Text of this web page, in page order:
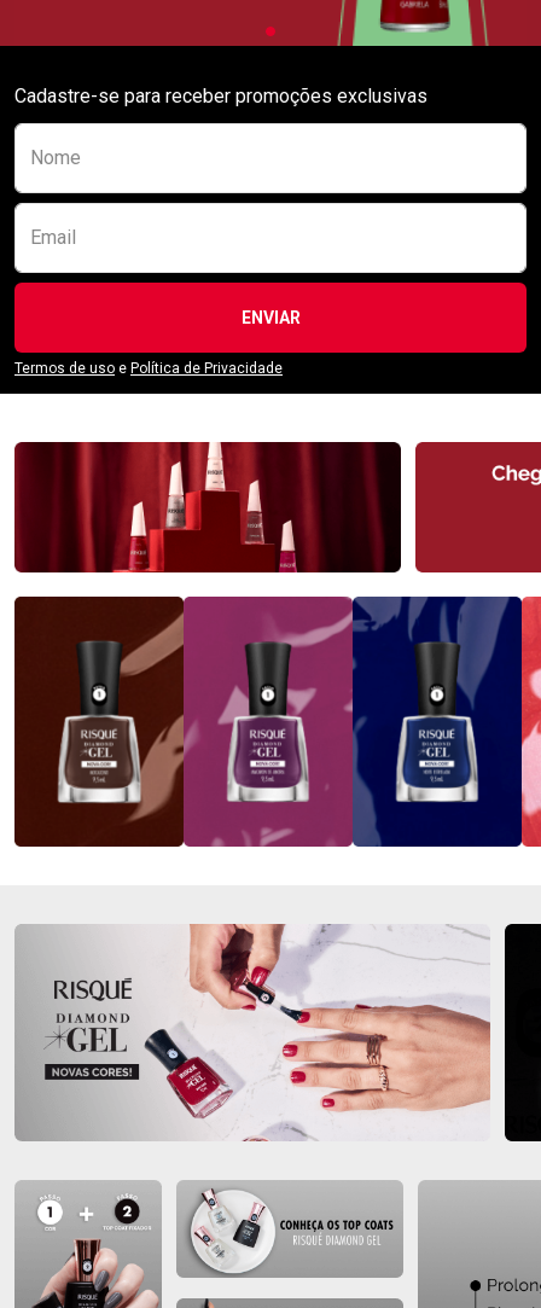
Cadastre-se para receber promoções exclusivas
Nome
Email
ENVIAR
Termos de uso e Política de Privacidade